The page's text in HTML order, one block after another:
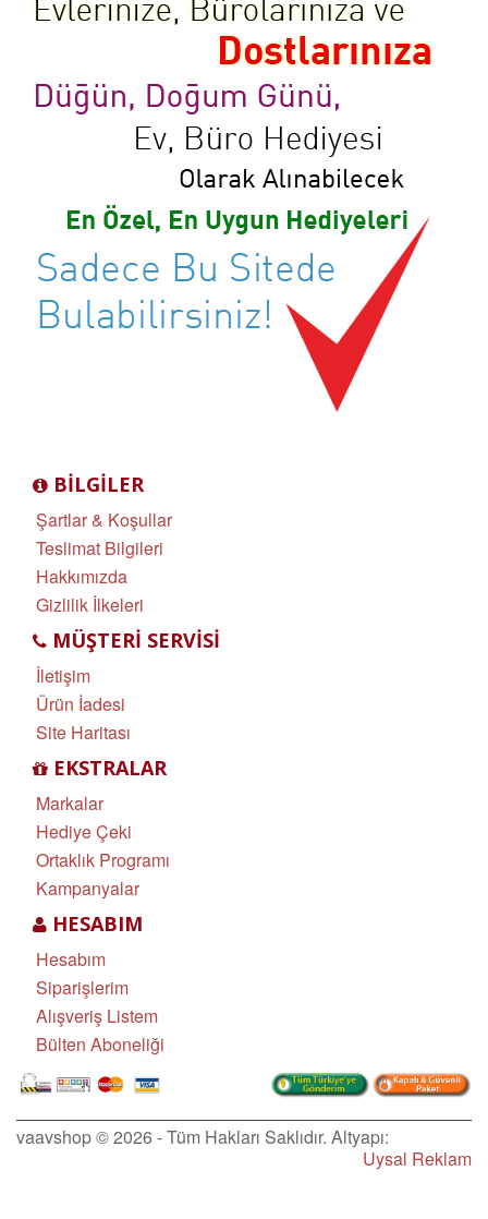
BILGILER
Şartlar & Koşullar
Teslimat Bilgileri
Hakkımızda
Gizlilik İlkeleri
MÜŞTERI SERVISI
İletişim
Ürün İadesi
Site Haritası
EKSTRALAR
Markalar
Hediye Çeki
Ortaklık Programı
Kampanyalar
HESABIM
Hesabım
Siparişlerim
Alışveriş Listem
Bülten Aboneliği
vaavshop © 2026 - Tüm Hakları Saklıdır. Altyapı:
Uysal Reklam